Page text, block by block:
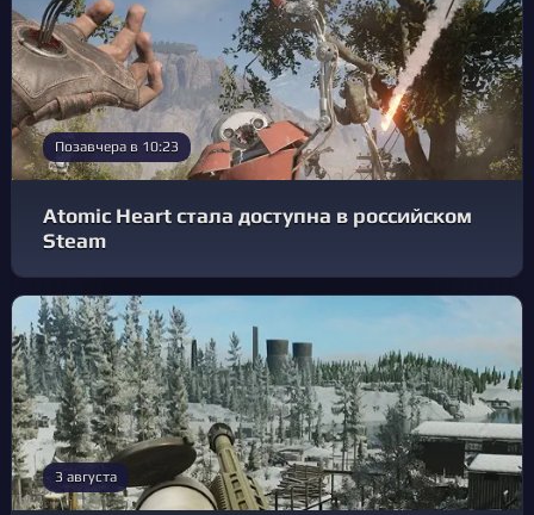
Позавчера в 10:23
Atomic Heart стала доступна в российском
Steam
3 августа